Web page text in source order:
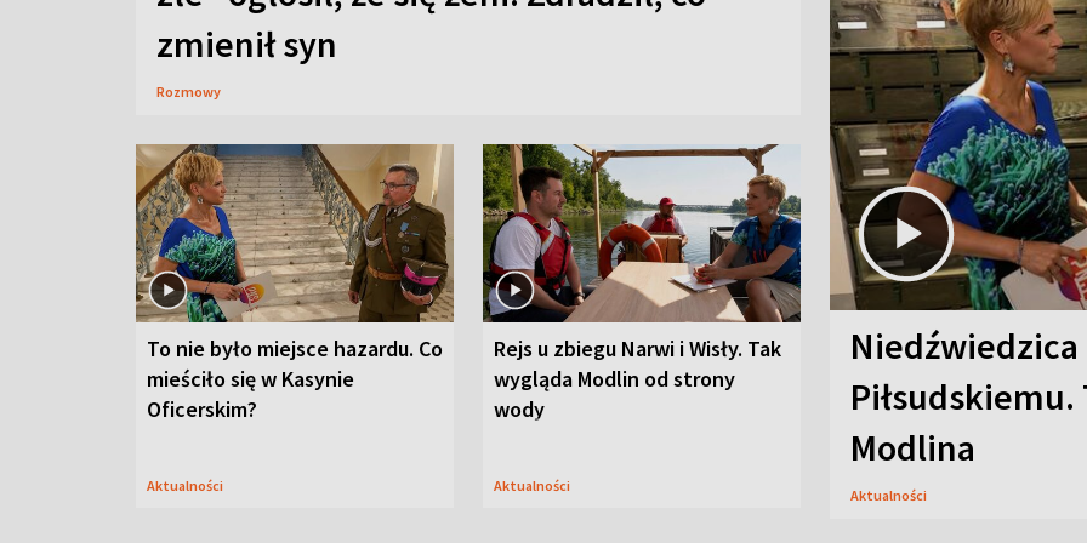
zmienił syn
Rozmowy
To nie było miejsce hazardu. Co
mieściło się w Kasynie
Oficerskim?
Aktualności
Rejs u zbiegu Narwi i Wisły. Tak
wygląda Modlin od strony
wody
Aktualności
Niedźwiedzica
Modlina
Aktualności